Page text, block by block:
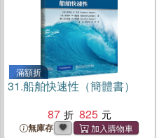
滿額折
31.船舶快速性（簡體書）
87
825
無庫存